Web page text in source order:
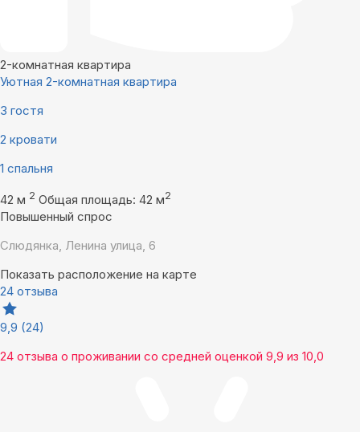
2-комнатная квартира
Уютная 2-комнатная квартира
3 гостя
2 кровати
1 спальня
42 м 2 Общая площадь: 42 м2
Повышенный спрос
Слюдянка, Ленина улица, 6
Показать расположение на карте
24 отзыва
9,9 (24)
24 отзыва о проживании со средней оценкой 9,9 из 10,0